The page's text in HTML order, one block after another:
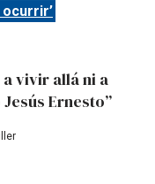
ocurrir’
a vivir allá ni a
Ernesto”